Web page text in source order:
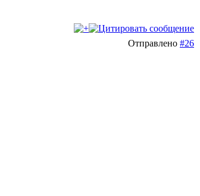
Отправлено #26